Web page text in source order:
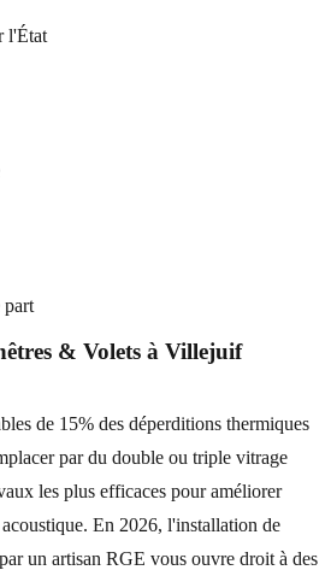
l'État
part
& Volets à Villejuif
de 15% des déperditions thermiques
par du double ou triple vitrage
les plus efficaces pour améliorer
En 2026, l'installation de
un artisan RGE vous ouvre droit à des